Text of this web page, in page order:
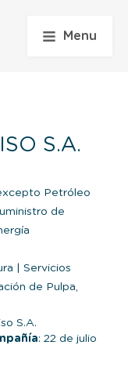
Menu
S.A.
Petróleo
de
Servicios
de Pulpa,
S.A.
: 22 de julio